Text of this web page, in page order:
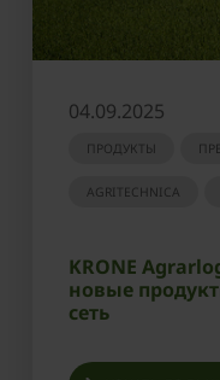
04.09.2025
ПРОДУКТЫ
AGRITECHNICA
KRONE
новые
сеть